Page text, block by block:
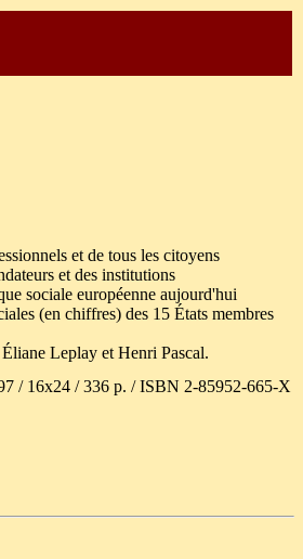
et de tous les citoyens
et des institutions
sociale européenne aujourd'hui
(en chiffres) des 15 États membres
Leplay et Henri Pascal.
/ 16x24 / 336 p. / ISBN 2-85952-665-X